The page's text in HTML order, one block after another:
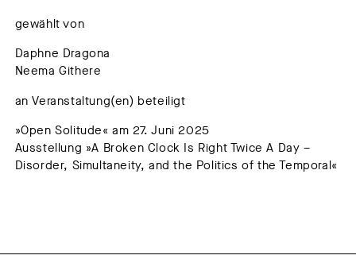
gewählt von
Daphne Dragona
Neema Githere
an Veranstaltung(en) beteiligt
»Open Solitude« am 27. Juni 2025
Ausstellung »A Broken Clock Is Right Twice A Day –
Disorder, Simultaneity, and the Politics of the Temporal«